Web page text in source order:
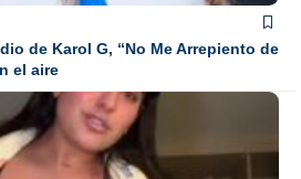
de Karol G, “No Me Arrepiento de
el aire